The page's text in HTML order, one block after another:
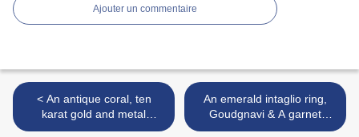
Ajouter un commentaire
< An antique coral, ten
karat gold and metal
pendant-brooch and
An emerald intaglio ring,
Goudgnavi & A garnet
intaglio ring >